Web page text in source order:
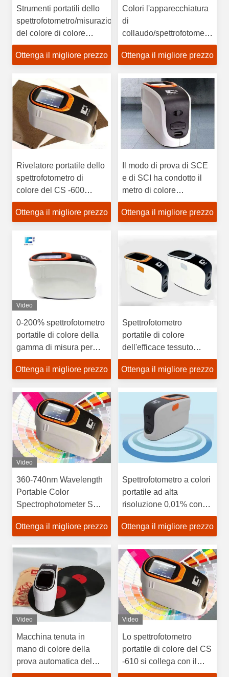
Strumenti portatili dello
spettrofotometro/misurazione
del colore di colore
dell'alimento
Ottenga il migliore prezzo
Colori l'apparecchiatura
di
collaudo/spettrofotometro
portatile di colore con il
software del PC
Ottenga il migliore prezzo
Rivelatore portatile dello
spettrofotometro di
colore del CS -600
CHNSpec con l'apertura
della prova di 10mm
Ottenga il migliore prezzo
Il modo di prova di SCE
e di SCI ha condotto il
metro di colore
dell'apertura dello
spettrofotometro 10mm
Ottenga il migliore prezzo
Video
0-200% spettrofotometro
portatile di colore della
gamma di misura per
filato/tessuto/indumento
Ottenga il migliore prezzo
Spettrofotometro
portatile di colore
dell'efficace tessuto
tenuto in mano con la
lunghezza d'onda 400-
Ottenga il migliore prezzo
Video
360-740nm Wavelength
Portable Color
Spectrophotometer SCI
And SCE Test Mode
Ottenga il migliore prezzo
Spettrofotometro a colori
portatile ad alta
risoluzione 0,01% con
software per PC
Ottenga il migliore prezzo
Video
Macchina tenuta in
mano di colore della
prova automatica del
colorimetro del CS -580
Video
Lo spettrofotometro
portatile di colore del CS
-610 si collega con il
software di